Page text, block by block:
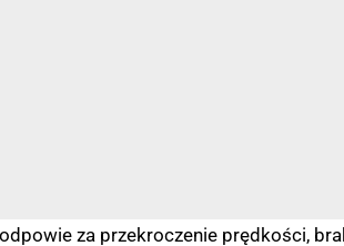
za przekroczenie prędkości,